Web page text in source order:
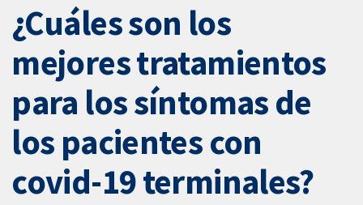
¿Cuáles son los
mejores tratamientos
para los síntomas de
los pacientes con
covid-19 terminales?